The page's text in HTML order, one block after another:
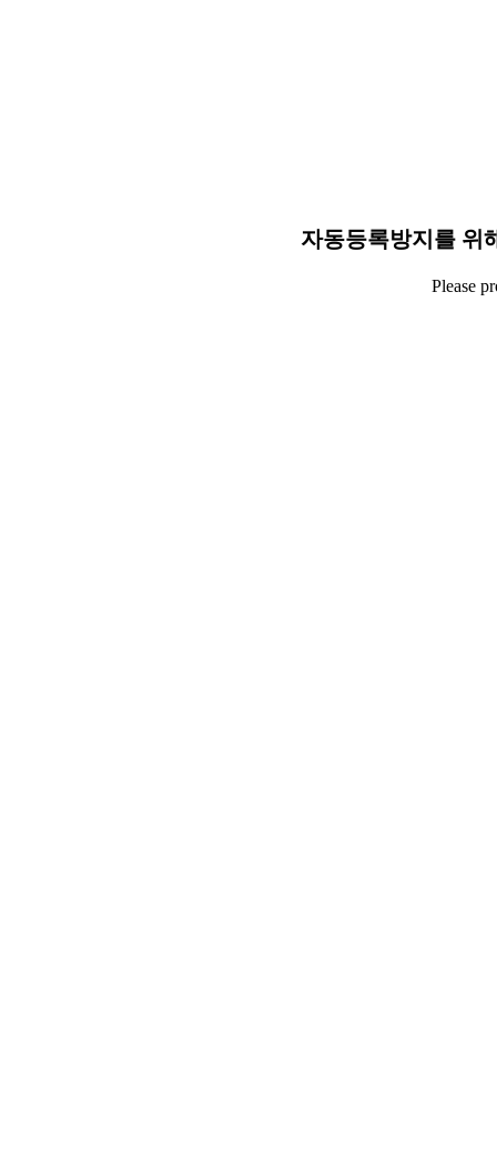
자동등록방지를 위
Please